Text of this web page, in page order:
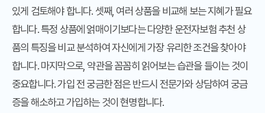
있게 검토해야 합니다. 셋째, 여러 상품을 비교해 보는 지혜가 필요
합니다. 특정 상품에 얽매이기보다는 다양한 운전자보험 추천 상
품의 특징을 비교 분석하여 자신에게 가장 유리한 조건을 찾아야
합니다. 마지막으로, 약관을 꼼꼼히 읽어보는 습관을 들이는 것이
중요합니다. 가입 전 궁금한 점은 반드시 전문가와 상담하여 궁금
증을 해소하고 가입하는 것이 현명합니다.